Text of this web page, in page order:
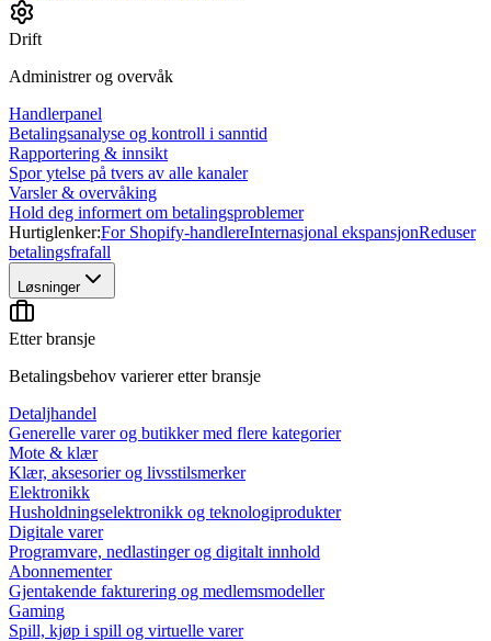
Drift
Administrer og overvåk
Handlerpanel
Betalingsanalyse og kontroll i sanntid
Rapportering & innsikt
Spor ytelse på tvers av alle kanaler
Varsler & overvåking
Hold deg informert om betalingsproblemer
Hurtiglenker:For Shopify-handlereInternasjonal ekspansjonReduser
betalingsfrafall
Løsninger
Etter bransje
Betalingsbehov varierer etter bransje
Detaljhandel
Generelle varer og butikker med flere kategorier
Mote & klær
Klær, aksesorier og livsstilsmerker
Elektronikk
Husholdningselektronikk og teknologiprodukter
Digitale varer
Programvare, nedlastinger og digitalt innhold
Abonnementer
Gjentakende fakturering og medlemsmodeller
Gaming
Spill, kjøp i spill og virtuelle varer